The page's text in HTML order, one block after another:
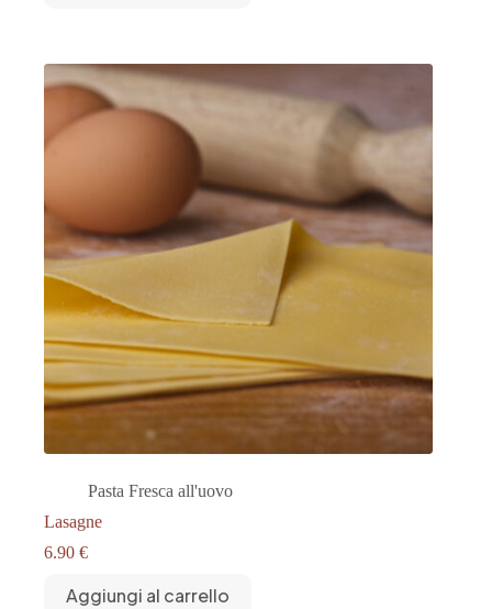
Pasta Fresca all'uovo
Lasagne
6.90 €
Aggiungi al carrello